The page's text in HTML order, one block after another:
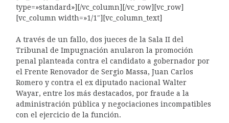
type=»standard»][/vc_column][/vc_row][vc_row]
[vc_column width=»1/1″][vc_column_text]
A través de un fallo, dos jueces de la Sala II del
Tribunal de Impugnación anularon la promoción
penal planteada contra el candidato a gobernador por
el Frente Renovador de Sergio Massa, Juan Carlos
Romero y contra el ex diputado nacional Walter
Wayar, entre los más destacados, por fraude a la
administración pública y negociaciones incompatibles
con el ejercicio de la función.